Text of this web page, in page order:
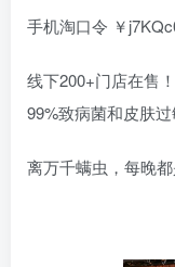
手机淘口令 ￥
线下200+门店在售
99%致病菌和皮肤
离万千螨虫，每晚